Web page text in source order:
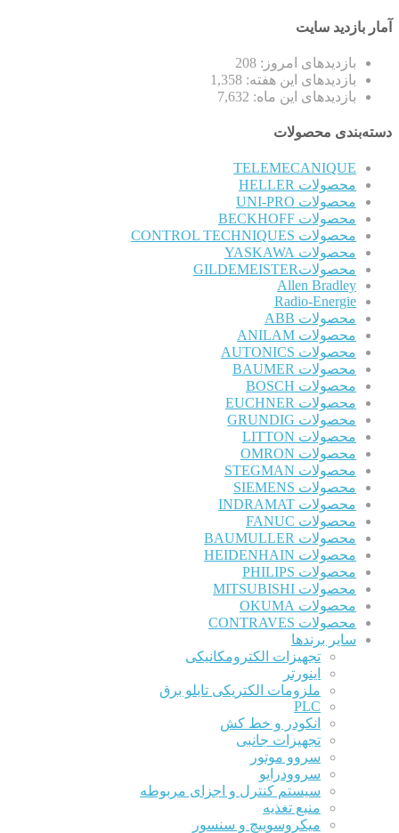
آمار بازدید سایت
بازدیدهای امروز: 208
بازدیدهای این هفته: 1,358
بازدیدهای این ماه: 7,632
دسته‌بندی محصولات
TELEMECANIQUE
محصولات HELLER
محصولات UNI-PRO
محصولات BECKHOFF
محصولات CONTROL TECHNIQUES
محصولات YASKAWA
محصولاتGILDEMEISTER
Allen Bradley
Radio-Energie
محصولات ABB
محصولات ANILAM
محصولات AUTONICS
محصولات BAUMER
محصولات BOSCH
محصولات EUCHNER
محصولات GRUNDIG
محصولات LITTON
محصولات OMRON
محصولات STEGMAN
محصولات SIEMENS
محصولات INDRAMAT
محصولات FANUC
محصولات BAUMULLER
محصولات HEIDENHAIN
محصولات PHILIPS
محصولات MITSUBISHI
محصولات OKUMA
محصولات CONTRAVES
سایر برندها
تجهیزات الکترومکانیکی
اینورتر
ملزومات الکتریکی تابلو برق
PLC
انکودر و خط کش
تجهیزات جانبی
سروو موتور
سروودرایو
سیستم کنترل و اجزای مربوطه
منبع تغذیه
میکروسوییچ و سنسور